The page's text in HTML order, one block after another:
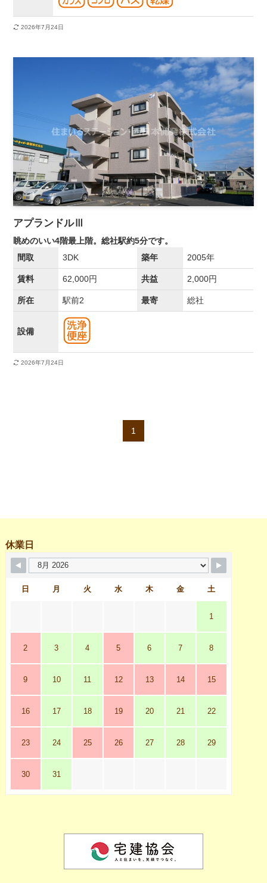
2026年7月24日
アプランドルⅢ
眺めのいい4階最上階。総社駅約5分です。
間取
3DK 築年 2005年
賃料 62,000円 共益 2,000円
所在 駅前2 最寄 総社
設備
2026年7月24日
1
休業日
日 月 火 水 木 金 土
1
2 3 4 5 6 7 8
9 10 11 12 13 14 15
16 17 18 19 20 21 22
23 24 25 26 27 28 29
30 31